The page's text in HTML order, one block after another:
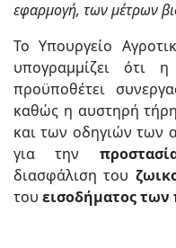
εφαρμογή, των μέτρων
Το Υπουργείο
υπογραμμίζει ότι
προϋποθέτει
καθώς η αυστηρή
και των οδηγιών των
για την
διασφάλιση του
του εισοδήματος